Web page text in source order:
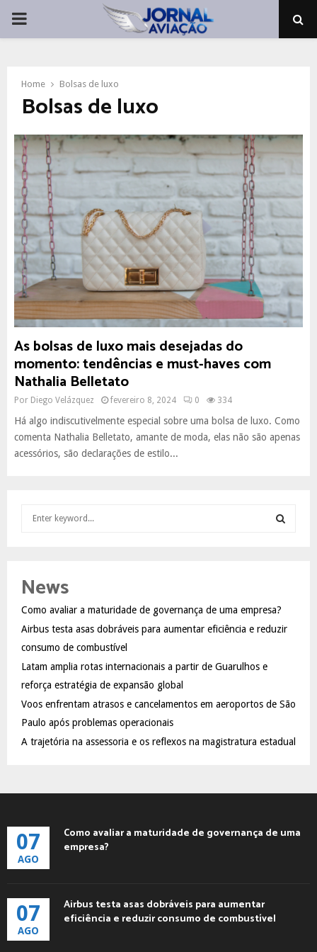
PRIMARY
Home Bolsas de luxo
Bolsas de luxo
As bolsas de luxo mais desejadas do
momento: tendências e must-haves com
Nathalia Belletato
Por Diego Velázquez fevereiro 8, 2024 0 334
Há algo indiscutivelmente especial sobre uma bolsa de luxo. Como
comenta Nathalia Belletato, amante de moda, elas não são apenas
acessórios, são declarações de estilo...
h
o
r
:
R
News
Como avaliar a maturidade de governança de uma empresa?
Airbus testa asas dobráveis para aumentar eficiência e reduzir
consumo de combustível
Latam amplia rotas internacionais a partir de Guarulhos e
reforça estratégia de expansão global
Voos enfrentam atrasos e cancelamentos em aeroportos de São
Paulo após problemas operacionais
A trajetória na assessoria e os reflexos na magistratura estadual
07
AGO
Como avaliar a maturidade de governança de uma
empresa?
07
AGO
Airbus testa asas dobráveis para aumentar
eficiência e reduzir consumo de combustível